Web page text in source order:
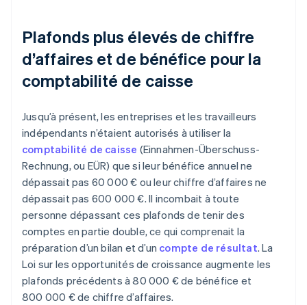
Plafonds plus élevés de chiffre
d’affaires et de bénéfice pour la
comptabilité de caisse
Jusqu’à présent, les entreprises et les travailleurs
indépendants n’étaient autorisés à utiliser la
comptabilité de caisse (Einnahmen-Überschuss-
Rechnung, ou EÜR) que si leur bénéfice annuel ne
dépassait pas 60 000 € ou leur chiffre d’affaires ne
dépassait pas 600 000 €. Il incombait à toute
personne dépassant ces plafonds de tenir des
comptes en partie double, ce qui comprenait la
préparation d’un bilan et d’un compte de résultat. La
Loi sur les opportunités de croissance augmente les
plafonds précédents à 80 000 € de bénéfice et
800 000 € de chiffre d’affaires.